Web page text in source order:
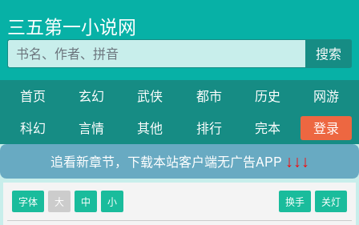
三五第一小说网
搜索
首页 玄幻 武侠 都市 历史
网游
科幻
言情 其他 排行 完本
登录
追看新章节，下载本站客户端无广告APP ↓↓↓
字体 大 中 小 换手 关灯